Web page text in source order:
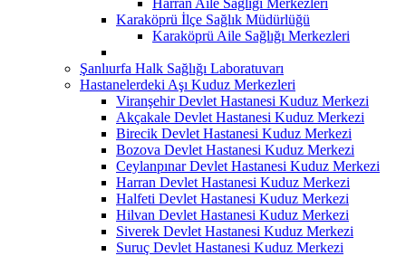
Karaköprü İlçe Sağlık Müdürlüğü
Karaköprü Aile Sağlığı Merkezleri
Şanlıurfa Halk Sağlığı Laboratuvarı
Hastanelerdeki Aşı Kuduz Merkezleri
Viranşehir Devlet Hastanesi Kuduz Merkezi
Akçakale Devlet Hastanesi Kuduz Merkezi
Birecik Devlet Hastanesi Kuduz Merkezi
Bozova Devlet Hastanesi Kuduz Merkezi
Ceylanpınar Devlet Hastanesi Kuduz Merkezi
Harran Devlet Hastanesi Kuduz Merkezi
Halfeti Devlet Hastanesi Kuduz Merkezi
Hilvan Devlet Hastanesi Kuduz Merkezi
Siverek Devlet Hastanesi Kuduz Merkezi
Suruç Devlet Hastanesi Kuduz Merkezi